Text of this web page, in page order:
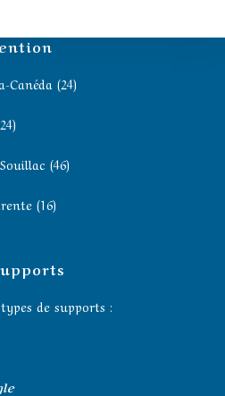
Canéda (24)
(46)
(16)
de supports :